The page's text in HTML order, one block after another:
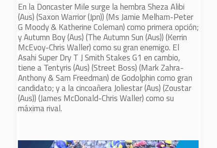
En la Doncaster Mile surge la hembra Sheza Alibi
(Aus) (Saxon Warrior (Jpn)) (Ms Jamie Melham-Peter
G Moody & Katherine Coleman) como primera opción;
y Autumn Boy (Aus) (The Autumn Sun (Aus)) (Kerrin
McEvoy-Chris Waller) como su gran enemigo. El
Asahi Super Dry T J Smith Stakes G1 en cambio,
tiene a Tentyris (Aus) (Street Boss) (Mark Zahra-
Anthony & Sam Freedman) de Godolphin como gran
candidato; y a la cincoañera Joliestar (Aus) (Zoustar
(Aus)) (James McDonald-Chris Waller) como su
máxima rival.